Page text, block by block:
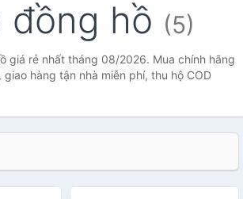
đồng hồ (5)
giá rẻ nhất tháng 08/2026. Mua chính hãng
hàng tận nhà miễn phí, thu hộ COD